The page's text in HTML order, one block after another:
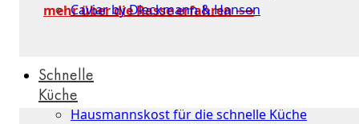
Caviar by Dieckmann & Hansen
Schnelle
Küche
Hausmannskost für die schnelle Küche
mehr über die Rasse erfahren ⟶